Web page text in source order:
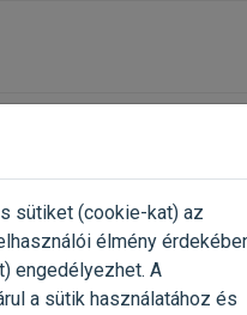
alkalmazása 3-8 héten
gazdival!
Értékelés írása
sütiket (cookie-kat) az
élmény
engedélyezhet. A
a sütik használatához és